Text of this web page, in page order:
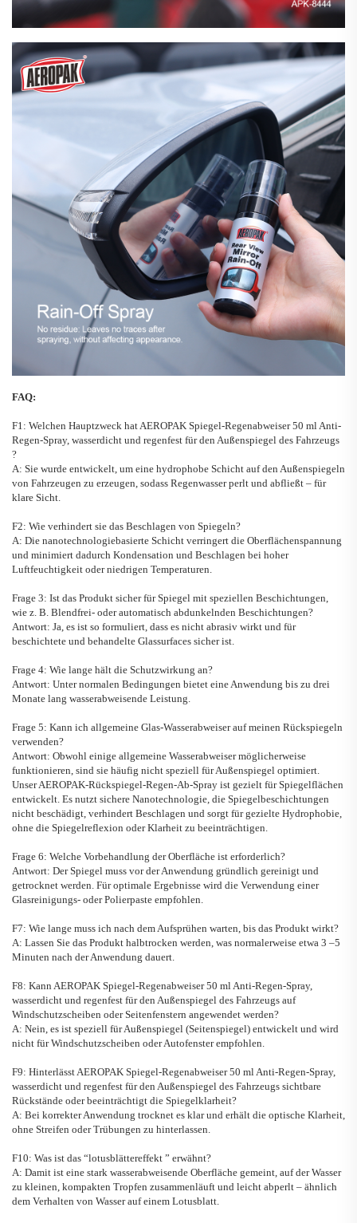
FAQ:
F1: Welchen Hauptzweck hatAEROPAK Spiegel-Regenabweiser50 ml Anti-
Regen-Spray, wasserdicht und regenfest für den Außenspiegel des Fahrzeugs
?
A: Sie wurde entwickelt, um eine hydrophobe Schicht auf den Außenspiegeln
von Fahrzeugen zu erzeugen, sodass Regenwasser perlt und abfließt – für
klare Sicht.
F2: Wie verhindert sie das Beschlagen von Spiegeln?
A: Die nanotechnologiebasierte Schicht verringert die Oberflächenspannung
und minimiert dadurch Kondensation und Beschlagen bei hoher
Luftfeuchtigkeit oder niedrigen Temperaturen.
Frage 3: Ist das Produkt sicher für Spiegel mit speziellen Beschichtungen,
wie z. B. Blendfrei- oder automatisch abdunkelnden Beschichtungen?
Antwort: Ja, es ist so formuliert, dass es nicht abrasiv wirkt und für
beschichtete und behandelte Glassurfaces sicher ist.
Frage 4: Wie lange hält die Schutzwirkung an?
Antwort: Unter normalen Bedingungen bietet eine Anwendung bis zu drei
Monate lang wasserabweisende Leistung.
Frage 5: Kann ich allgemeine Glas-Wasserabweiser auf meinen Rückspiegeln
verwenden?
Antwort: Obwohl einige allgemeine Wasserabweiser möglicherweise
funktionieren, sind sie häufig nicht speziell für Außenspiegel optimiert.
Unser AEROPAK-Rückspiegel-Regen-Ab-Spray ist gezielt für Spiegelflächen
entwickelt. Es nutzt sichere Nanotechnologie, die Spiegelbeschichtungen
nicht beschädigt, verhindert Beschlagen und sorgt für gezielte Hydrophobie,
ohne die Spiegelreflexion oder Klarheit zu beeinträchtigen.
Frage 6: Welche Vorbehandlung der Oberfläche ist erforderlich?
Antwort: Der Spiegel muss vor der Anwendung gründlich gereinigt und
getrocknet werden. Für optimale Ergebnisse wird die Verwendung einer
Glasreinigungs- oder Polierpaste empfohlen.
F7: Wie lange muss ich nach dem Aufsprühen warten, bis das Produkt wirkt?
A: Lassen Sie das Produkt halbtrocken werden, was normalerweise etwa 3 –5
Minuten nach der Anwendung dauert.
F8: Kann AEROPAK Spiegel-Regenabweiser50 ml Anti-Regen-Spray,
wasserdicht und regenfest für den Außenspiegel des Fahrzeugs auf
Windschutzscheiben oder Seitenfenstern angewendet werden?
A: Nein, es ist speziell für Außenspiegel (Seitenspiegel) entwickelt und wird
nicht für Windschutzscheiben oder Autofenster empfohlen.
F9: HinterlässtAEROPAK Spiegel-Regenabweiser50 ml Anti-Regen-Spray,
wasserdicht und regenfest für den Außenspiegel des Fahrzeugs sichtbare
Rückstände oder beeinträchtigt die Spiegelklarheit?
A: Bei korrekter Anwendung trocknet es klar und erhält die optische Klarheit,
ohne Streifen oder Trübungen zu hinterlassen.
F10: Was ist das “lotusblättereffekt ” erwähnt?
A: Damit ist eine stark wasserabweisende Oberfläche gemeint, auf der Wasser
zu kleinen, kompakten Tropfen zusammenläuft und leicht abperlt – ähnlich
dem Verhalten von Wasser auf einem Lotusblatt.